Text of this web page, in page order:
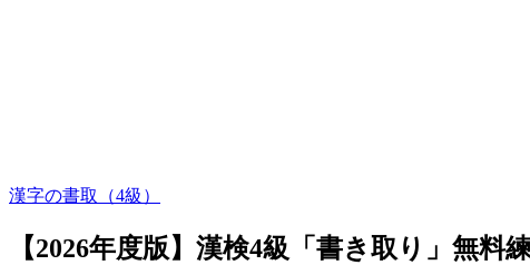
漢字の書取（4級）
【2026年度版】漢検4級「書き取り」無